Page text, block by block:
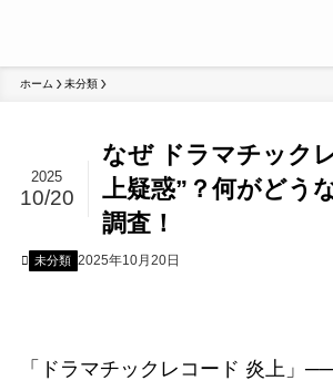
ホーム 未分類
なぜ ドラマチック
上疑惑”？何がどう
調査！
2025
10/20
未分類 2025年10月20日
「ドラマチックレコード 炎上」